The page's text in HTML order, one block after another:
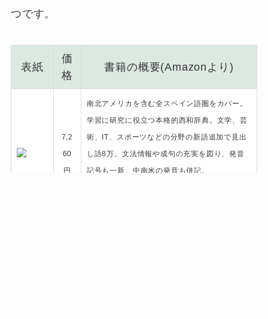
つです。
表紙
価
格
書籍の概要(Amazonより)
7,2
60
円
南北アメリカを含む全スペイン語圏をカバー。
学習に研究に役立つ本格的西和辞典。文学、芸
術、IT、スポーツなどの分野の新語追加で見出
し語8万。文法情報や成句の充実を図り、発音
記号も一新、中南米の発音も併記。